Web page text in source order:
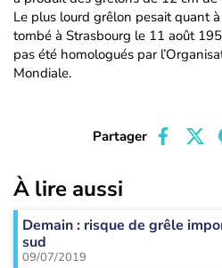
Le plus lourd grêlon pesait quant
tombé à Strasbourg le 11 août
pas été homologués par
Mondiale.
Partager
À lire aussi
Demain : risque de grêle
sud
09/07/2019